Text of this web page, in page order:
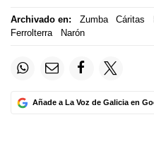
Archivado en: Zumba Cáritas
Ferrolterra
Narón
Añade a La Voz de Galicia en